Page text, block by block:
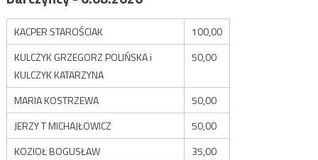
KACPER STAROŚCIAK
100,00
KULCZYK GRZEGORZ POLIŃSKA i
KULCZYK KATARZYNA
50,00
MARIA KOSTRZEWA
50,00
JERZY T MICHAJŁOWICZ
50,00
KOZIOŁ BOGUSŁAW
35,00